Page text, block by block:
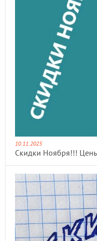
10.11.2025
Скидки Ноября!!!